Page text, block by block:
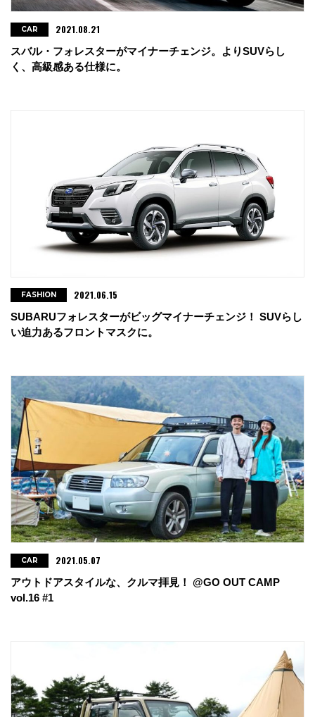
スバル・フォレスターがマイナーチェンジ。よりSUVらし
く、高級感ある仕様に。
CAR 2021.08.21
SUBARUフォレスターがビッグマイナーチェンジ！ SUVらし
い迫力あるフロントマスクに。
FASHION 2021.06.15
アウトドアスタイルな、クルマ拝見！ @GO OUT CAMP
vol.16 #1
CAR 2021.05.07